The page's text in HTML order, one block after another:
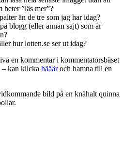
heter ”läs mer”?
än de tre som jag har idag?
blogg (eller annan sajt) som är
hur lotten.se ser ut idag?
en kommentar i kommentatorsbåset
– kan klicka häääroch hamna till en
bild på en knähalt quinna